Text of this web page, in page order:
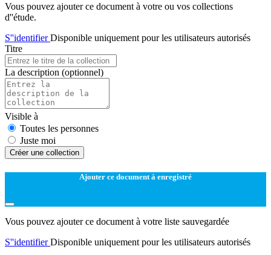
Vous pouvez ajouter ce document à votre ou vos collections
d''étude.
S''identifierDisponible uniquement pour les utilisateurs autorisés
Titre
La description (optionnel)
Visible à
Toutes les personnes
Juste moi
Créer une collection
Ajouter ce document à enregistré
Vous pouvez ajouter ce document à votre liste sauvegardée
S''identifierDisponible uniquement pour les utilisateurs autorisés